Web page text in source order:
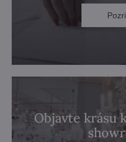
Objavte krásu